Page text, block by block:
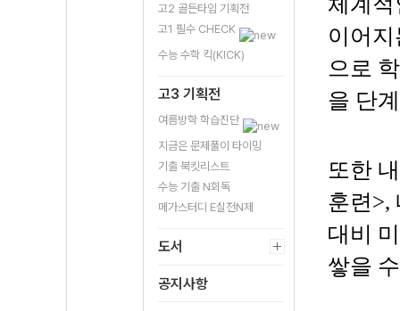
고2 골든타임 기획전
고1 필수 CHECK
수능 수학 킥(KICK)
고3 기획전
여름방학 학습진단
지금은 문제풀이 타이밍
기출 북킷리스트
수능 기출 N회독
메가스터디 E실전N제
도서
공지사항
이어지
으로
을 단
또한
훈련>,
대비
쌓을